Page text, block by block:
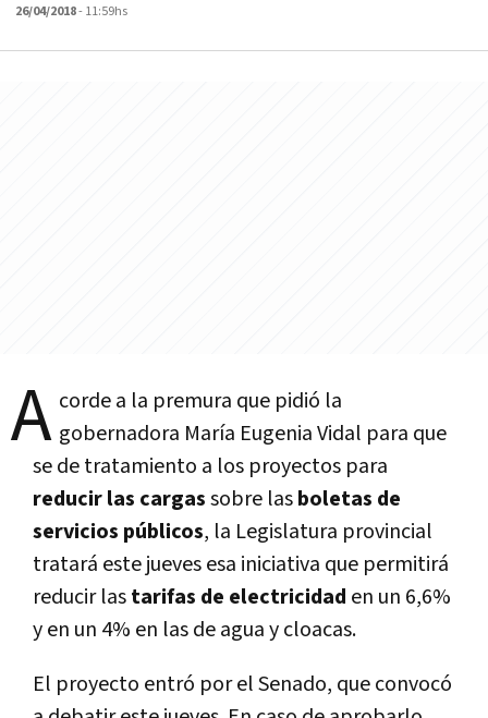
26/04/2018- 11:59hs
A corde a la premura que pidió la
gobernadora Marí­a Eugenia Vidal para que
se de tratamiento a los proyectos para
reducir las cargassobre lasboletas de
servicios públicos, la Legislatura provincial
tratará este jueves esa iniciativa que permitirá
reducir lastarifas de electricidad en un 6,6%
y en un 4% en las de agua y cloacas.
El proyecto entró por el Senado, que convocó